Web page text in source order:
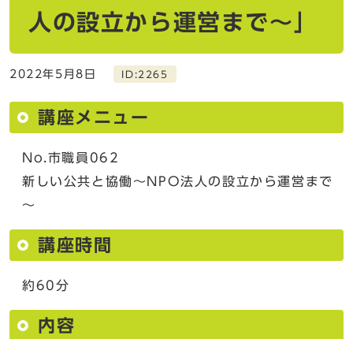
人の設立から運営まで～」
2022年5月8日 ID:2265
講座メニュー
No.市職員062
新しい公共と協働～NPO法人の設立から運営まで
～
講座時間
約60分
内容